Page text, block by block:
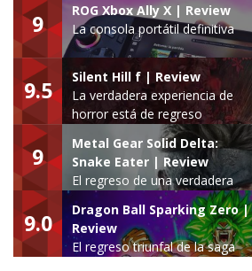
9
ROG Xbox Ally X | Review
La consola portátil definitiva
9.5
Silent Hill f | Review
La verdadera experiencia de
horror está de regreso
9
Metal Gear Solid Delta:
Snake Eater | Review
El regreso de una verdadera
leyenda
9.0
Dragon Ball Sparking Zero |
Review
El regreso triunfal de la saga